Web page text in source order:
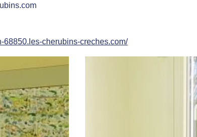
68850.les-cherubins-creches.com/